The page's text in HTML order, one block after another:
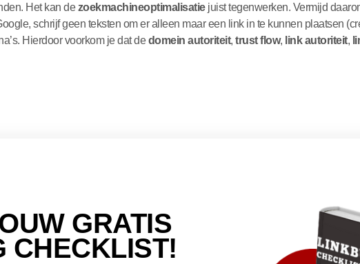
Het kan dezoekmachineoptimalisatiejuist tegenwerken. Vermijd
schrijf geen teksten om er alleen maar een link in te kunnen plaatsen
Hierdoor voorkom je dat dedomein autoriteit, trust flow, link autoriteit,
GRATIS
CHECKLIST!